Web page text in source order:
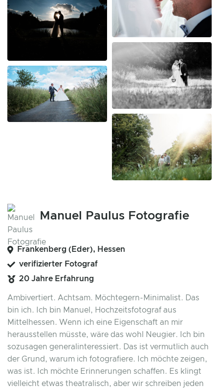
Manuel Paulus Fotografie
Frankenberg (Eder), Hessen
verifizierter Fotograf
20 Jahre Erfahrung
Ambivertiert. Achtsam. Möchtegern-Minimalist. Das
bin ich. Ich bin Manuel, Hochzeitsfotograf aus
Mittelhessen. Wenn ich eine Eigenschaft an mir
herausstellen müsste, wäre das wohl Neugier. Ich bin
sozusagen generalinteressiert. Das ist vermutlich auch
der Grund, warum ich fotografiere. Ich möchte zeigen,
was ist. Ich möchte Erinnerungen schaffen. Es klingt
vielleicht etwas theatralisch, aber wir schreiben jeden